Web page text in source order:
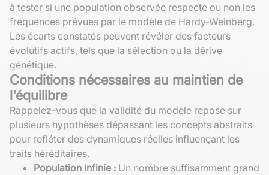
à tester si une population observée respecte ou non les
fréquences prévues par le modèle de Hardy-Weinberg.
Les écarts constatés peuvent révéler des facteurs
évolutifs actifs, tels que la sélection ou la dérive
génétique.
Conditions nécessaires au maintien de
l'équilibre
Rappelez-vous que la validité du modèle repose sur
plusieurs hypothèses dépassant les concepts abstraits
pour refléter des dynamiques réelles influençant les
traits héréditaires.
Population infinie : Un nombre suffisamment grand